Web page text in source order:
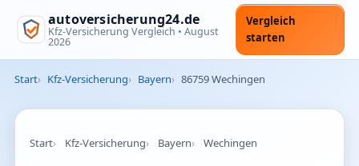
autoversicherung24.de
Kfz-Versicherung Vergleich • August
2026
Vergleich
starten
Start Kfz-Versicherung Bayern 86759 Wechingen
Start Kfz-Versicherung Bayern Wechingen